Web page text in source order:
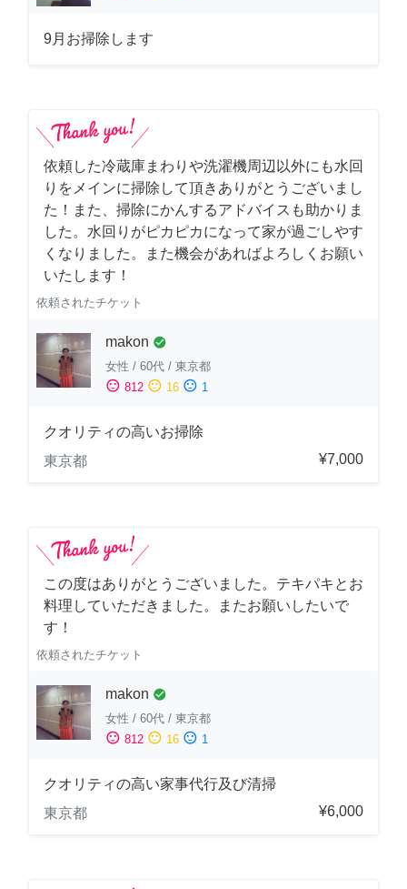
9月お掃除します
依頼した冷蔵庫まわりや洗濯機周辺以外にも水回
りをメインに掃除して頂きありがとうございまし
た！また、掃除にかんするアドバイスも助かりま
した。水回りがピカピカになって家が過ごしやす
くなりました。また機会があればよろしくお願い
いたします！
依頼されたチケット
makon check_circle
女性 / 60代 / 東京都
sentiment_satisfied 812 sentiment_neutral 16 sentiment_dissatisfied 1
クオリティの高いお掃除
東京都
¥7,000
この度はありがとうございました。テキパキとお
料理していただきました。またお願いしたいで
す！
依頼されたチケット
makon check_circle
女性 / 60代 / 東京都
sentiment_satisfied 812 sentiment_neutral 16 sentiment_dissatisfied 1
クオリティの高い家事代行及び清掃
東京都
¥6,000